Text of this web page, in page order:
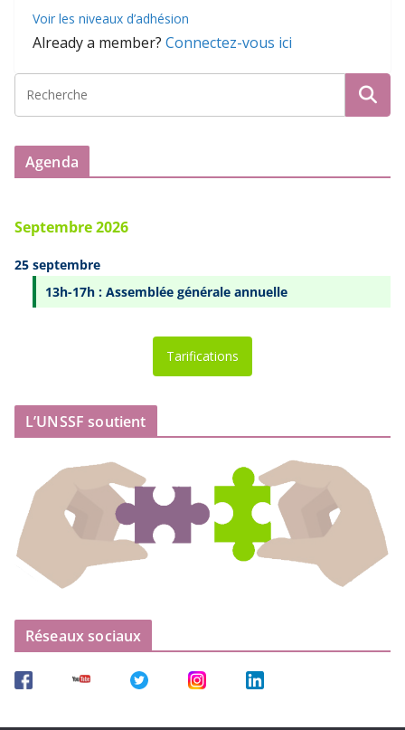
Voir les niveaux d’adhésion
Already a member? Connectez-vous ici
Agenda
Septembre 2026
25 septembre
13h-17h : Assemblée générale annuelle
Tarifications
L’UNSSF soutient
Réseaux sociaux